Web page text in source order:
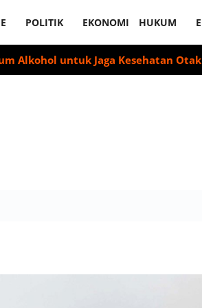
POLITIK EKONOMI HUKUM
Jaga Kesehatan Otak Labour